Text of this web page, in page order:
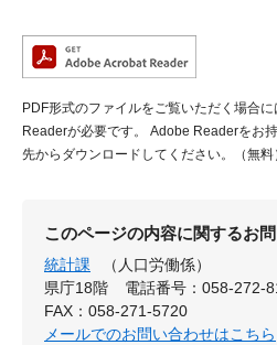
PDF形式のファイルをご覧いただく場合
Readerが必要です。
Adobe Readerをお
先からダウンロードしてください。（無料
このページの内容に関するお
統計課
（人口労働係）
県庁18階
電話番号：058-272-
FAX：058-271-5720
メールでのお問い合わせはこちら